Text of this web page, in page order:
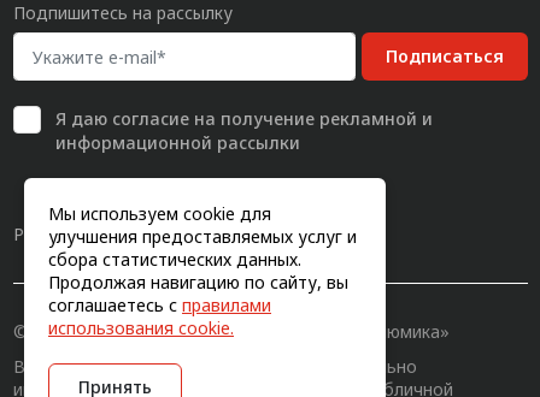
Мы используем cookie для
улучшения предоставляемых услуг и
сбора статистических данных.
Продолжая навигацию по сайту, вы
соглашаетесь с правилами
использования cookie.
Принять
Подпишитесь на рассылку
Подписаться
Я даю согласиена получение рекламной и
информационной рассылки
Разработка сайта
© 2011-2026, Конструкционный профиль «Алюмика»
Вся информация на сайте имеет исключительно
информационный характер и не является публичной